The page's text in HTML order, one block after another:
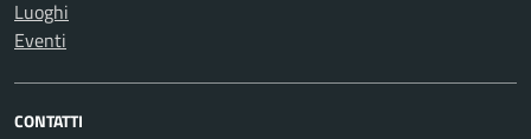
Luoghi
Eventi
CONTATTI